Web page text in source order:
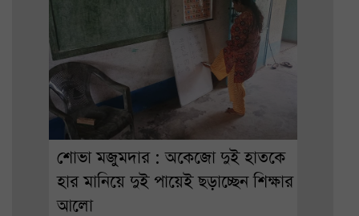
শোভা মজুমদার : অকেজো দুই হাতকে
হার মানিয়ে দুই পায়েই ছড়াচ্ছেন শিক্ষার
আলো